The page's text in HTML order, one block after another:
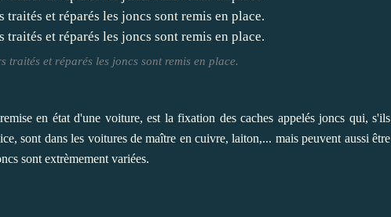
traités et réparés les joncs sont remis en place.
en état d'une voiture, est la fixation des caches appelés joncs qui, s'ils
sont dans les voitures de maître en cuivre, laiton,... mais peuvent aussi être
sont extrèmement variées.